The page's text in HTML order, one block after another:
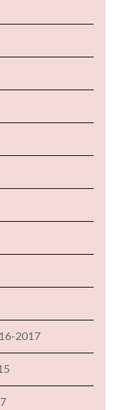
2017